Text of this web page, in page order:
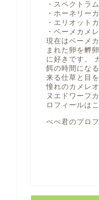
・スペクトラ
・ホーネリー
・エリオット
・ベーメカメ
現在はベーメ
まれた卵を孵
に好きです。
餌の時間にな
来る仕草と目
憧れのカメレ
ヌエドワーフ
ロフィールは
ぺぺ君のプロ